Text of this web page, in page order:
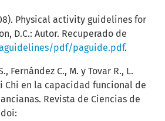
Physical activity guidelines for
D.C.: Autor. Recuperado de
pdf/paguide.pdf.
Fernández C., M. y Tovar R., L.
Chi en la capacidad funcional de
Revista de Ciencias de
doi: